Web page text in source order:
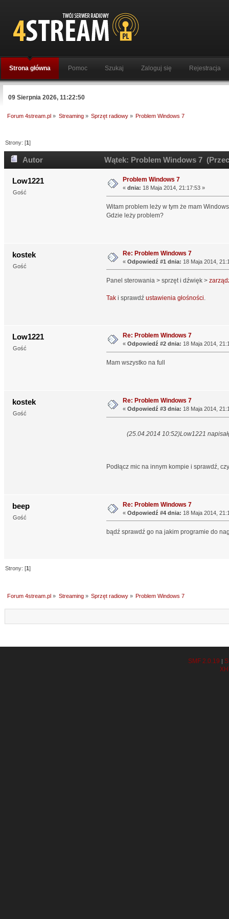
Strona główna Pomoc Szukaj Zaloguj się Rejestracja
09 Sierpnia 2026, 11:22:50
Forum 4stream.pl » Streaming» Sprzęt radiowy» Problem Windows 7
Strony: [1]
Autor Wątek: Problem Windows 7
Low1221
Gość
Problem Windows 7
« dnia: 18 Maja 2014, 21:17:53 »
Witam problem leży w tym że mam
Gdzie leży problem?
kostek
Gość
Re: Problem Windows 7
« Odpowiedź #1 dnia: 18 Maja 2014,
Panel sterowania > sprzęt i dźwięk >
Taki sprawdź ustawienia głośności
Low1221
Gość
Re: Problem Windows 7
« Odpowiedź #2 dnia: 18 Maja 2014,
Mam wszystko na full
kostek
Gość
Re: Problem Windows 7
« Odpowiedź #3 dnia: 18 Maja 2014,
(25.04.2014 10:52)Low1221
Podłącz mic na innym kompie i sprawdź,
beep
Gość
Re: Problem Windows 7
« Odpowiedź #4 dnia: 18 Maja 2014,
bądź sprawdź go na jakim programie do
Strony: [1]
Forum 4stream.pl » Streaming» Sprzęt radiowy» Problem Windows 7
SMF 2.0.19 |